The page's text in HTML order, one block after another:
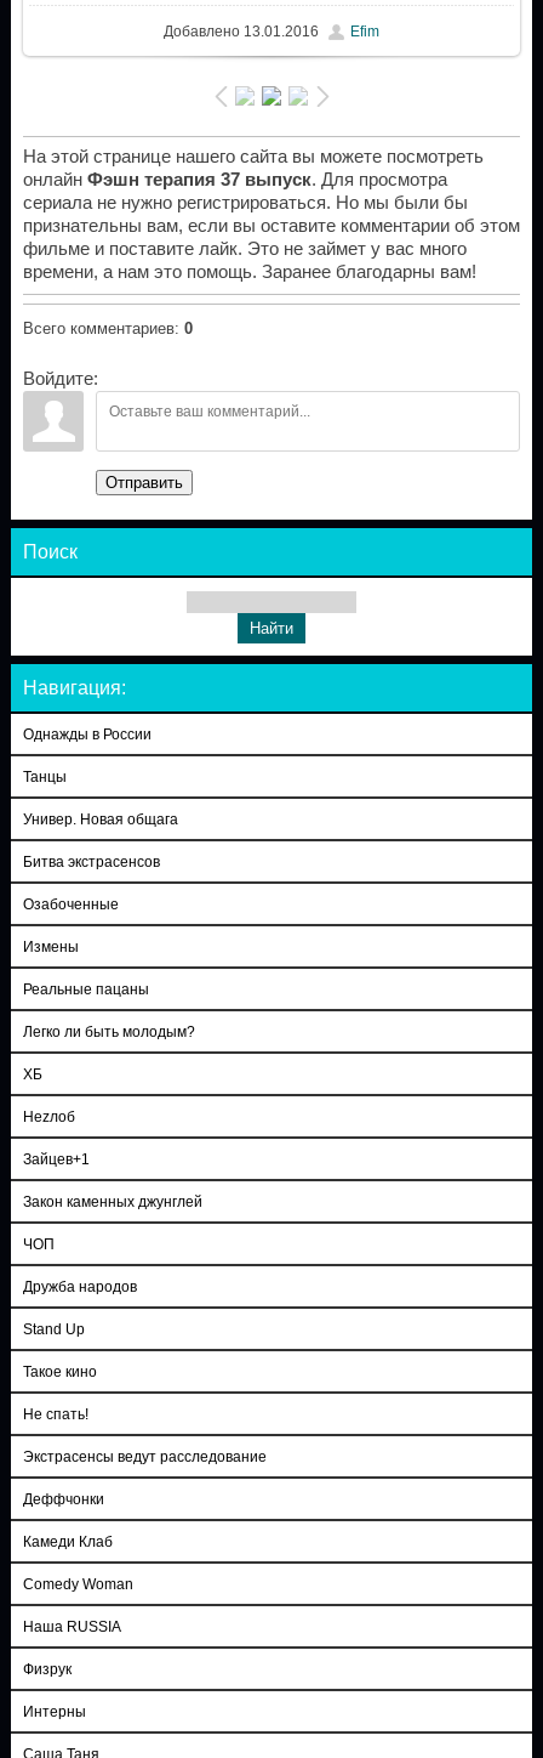
Добавлено13.01.2016 Efim
На этой странице нашего сайта вы можете посмотреть
онлайн Фэшн терапия 37 выпуск. Для просмотра
сериала не нужно регистрироваться. Но мы были бы
признательны вам, если вы оставите комментарии об этом
фильме и поставите лайк. Это не займет у вас много
времени, а нам это помощь. Заранее благодарны вам!
Всего комментариев: 0
Войдите:
Отправить
Поиск
Навигация:
Однажды в России
Танцы
Универ. Новая общага
Битва экстрасенсов
Озабоченные
Измены
Реальные пацаны
Легко ли быть молодым?
ХБ
Неzлоб
Зайцев+1
Закон каменных джунглей
ЧОП
Дружба народов
Stand Up
Такое кино
Не спать!
Экстрасенсы ведут расследование
Деффчонки
Камеди Клаб
Comedy Woman
Наша RUSSIA
Физрук
Интерны
Саша Таня